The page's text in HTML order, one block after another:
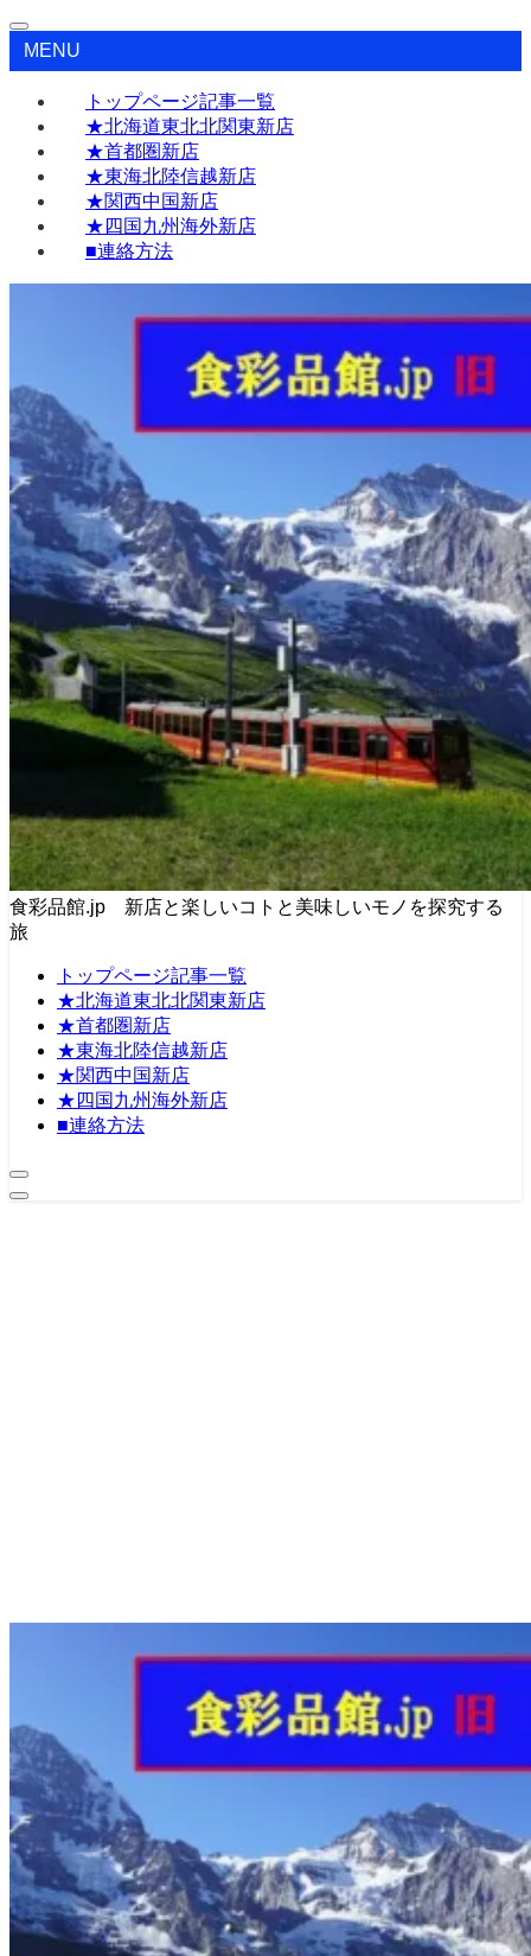
MENU
トップページ記事一覧
★北海道東北北関東新店
★首都圏新店
★東海北陸信越新店
★関西中国新店
★四国九州海外新店
■連絡方法
食彩品館.jp 新店と楽しいコトと美味しいモノを探究する
旅
トップページ記事一覧
★北海道東北北関東新店
★首都圏新店
★東海北陸信越新店
★関西中国新店
★四国九州海外新店
■連絡方法